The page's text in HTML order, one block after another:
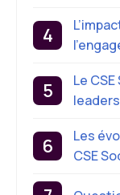
Le
Les
CSE